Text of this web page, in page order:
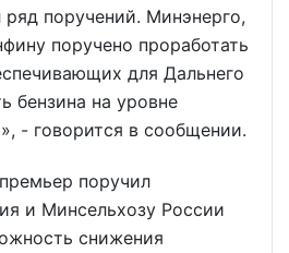
поручений. Минэнерго,
поручено проработать
для Дальнего
бензина на уровне
- говорится в сообщении.
поручил
и Минсельхозу России
снижения